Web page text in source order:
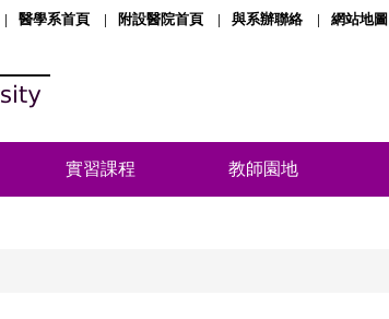
醫學系首頁 附設醫院首頁 與系辦聯絡 網站地圖
實習課程 教師園地